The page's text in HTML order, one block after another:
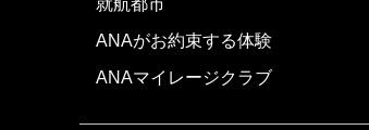
就航都市
ANAがお約束する体験
ANAマイレージクラブ